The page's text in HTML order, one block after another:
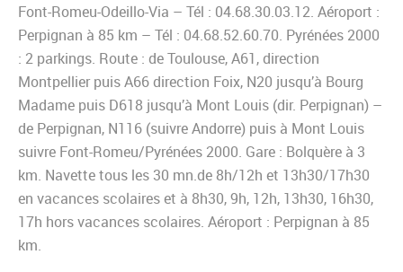
Font-Romeu-Odeillo-Via – Tél : 04.68.30.03.12. Aéroport :
Perpignan à 85 km – Tél : 04.68.52.60.70. Pyrénées 2000
: 2 parkings. Route : de Toulouse, A61, direction
Montpellier puis A66 direction Foix, N20 jusqu’à Bourg
Madame puis D618 jusqu’à Mont Louis (dir. Perpignan) –
de Perpignan, N116 (suivre Andorre) puis à Mont Louis
suivre Font-Romeu/Pyrénées 2000. Gare : Bolquère à 3
km. Navette tous les 30 mn.de 8h/12h et 13h30/17h30
en vacances scolaires et à 8h30, 9h, 12h, 13h30, 16h30,
17h hors vacances scolaires. Aéroport : Perpignan à 85
km.